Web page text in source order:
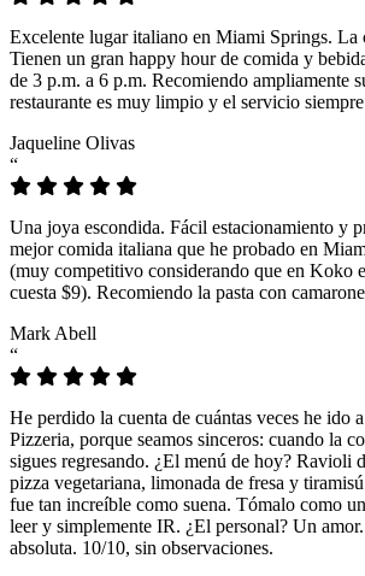
Excelente lugar italiano en Miami Springs. La
Tienen un gran happy hour de comida y
de 3 p.m. a 6 p.m. Recomiendo ampliamente
restaurante es muy limpio y el servicio
Jaqueline Olivas
“
Una joya escondida. Fácil estacionamiento y
mejor comida italiana que he probado en
(muy competitivo considerando que en Koko
cuesta $9). Recomiendo la pasta con
Mark Abell
“
He perdido la cuenta de cuántas veces he ido
Pizzeria, porque seamos sinceros: cuando la
sigues regresando. ¿El menú de hoy? Ravioli
pizza vegetariana, limonada de fresa y
fue tan increíble como suena. Tómalo como
leer y simplemente IR. ¿El personal? Un
absoluta. 10/10, sin observaciones.